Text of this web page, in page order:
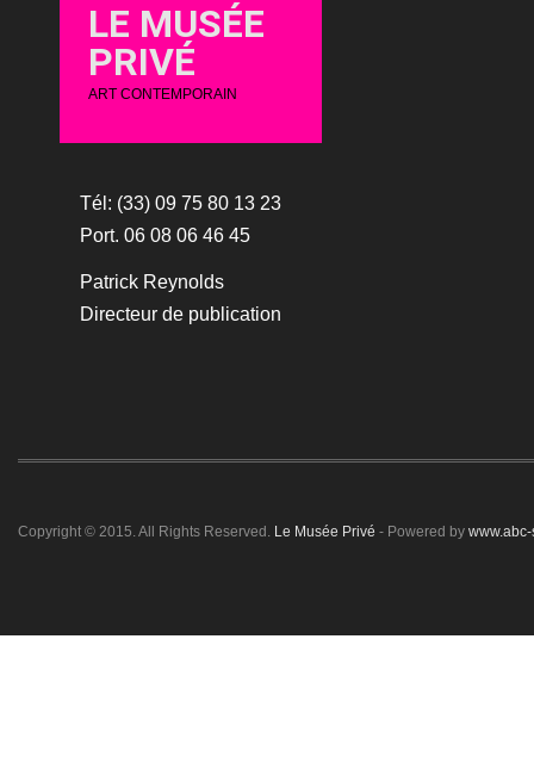
LE MUSÉE
PRIVÉ
ART CONTEMPORAIN
Tél: (33) 09 75 80 13 23
Port. 06 08 06 46 45
Patrick Reynolds
Directeur de publication
Copyright © 2015. All Rights Reserved. Le Musée Privé - Powered by